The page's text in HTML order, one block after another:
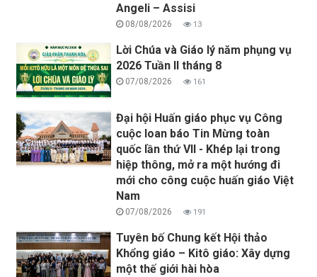
Angeli – Assisi
08/08/2026 13
Lời Chúa và Giáo lý năm phụng vụ
2026 Tuần II tháng 8
07/08/2026 161
Đại hội Huấn giáo phục vụ Công
cuộc loan báo Tin Mừng toàn
quốc lần thứ VII - Khép lại trong
hiệp thông, mở ra một hướng đi
mới cho công cuộc huấn giáo Việt
Nam
07/08/2026 191
Tuyên bố Chung kết Hội thảo
Khổng giáo – Kitô giáo: Xây dựng
một thế giới hài hòa